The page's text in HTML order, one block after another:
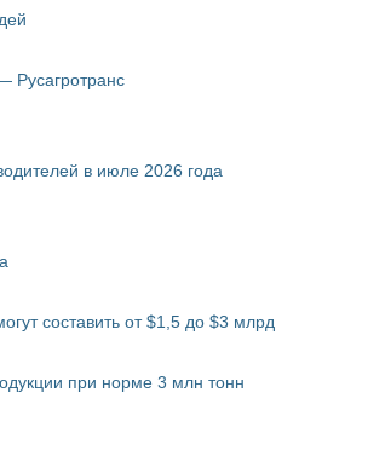
Русагротранс
в июле 2026 года
составить от $1,5 до $3 млрд
при норме 3 млн тонн